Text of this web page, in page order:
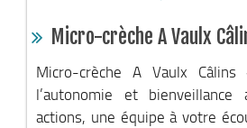
Micro-crèche A Vaulx
Micro-crèche A Vaulx
l’autonomie et
actions, une équipe à votre